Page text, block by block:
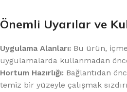
Önemli Uyarılar ve
Uygulama Alanları: Bu ürün,
uygulamalarda kullanmadan
Hortum Hazırlığı: Bağlantıdan
temiz bir yüzeyle çalışmak